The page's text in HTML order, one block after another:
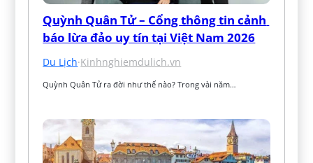
Quỳnh Quân Tử – Cổng thông tin cảnh
báo lừa đảo uy tín tại Việt Nam 2026
Du Lịch·Kinhnghiemdulich.vn
Quỳnh Quân Tử ra đời như thế nào? Trong vài năm…